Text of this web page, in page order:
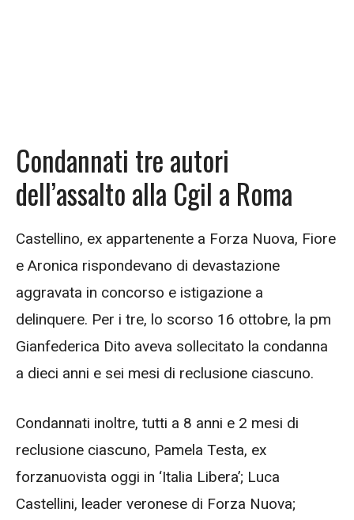
Condannati tre autori
dell’assalto alla Cgil a Roma
Castellino, ex appartenente a Forza Nuova, Fiore
e Aronica rispondevano di devastazione
aggravata in concorso e istigazione a
delinquere. Per i tre, lo scorso 16 ottobre, la pm
Gianfederica Dito aveva sollecitato la condanna
a dieci anni e sei mesi di reclusione ciascuno.
Condannati inoltre, tutti a 8 anni e 2 mesi di
reclusione ciascuno, Pamela Testa, ex
forzanuovista oggi in ‘Italia Libera’; Luca
Castellini, leader veronese di Forza Nuova;